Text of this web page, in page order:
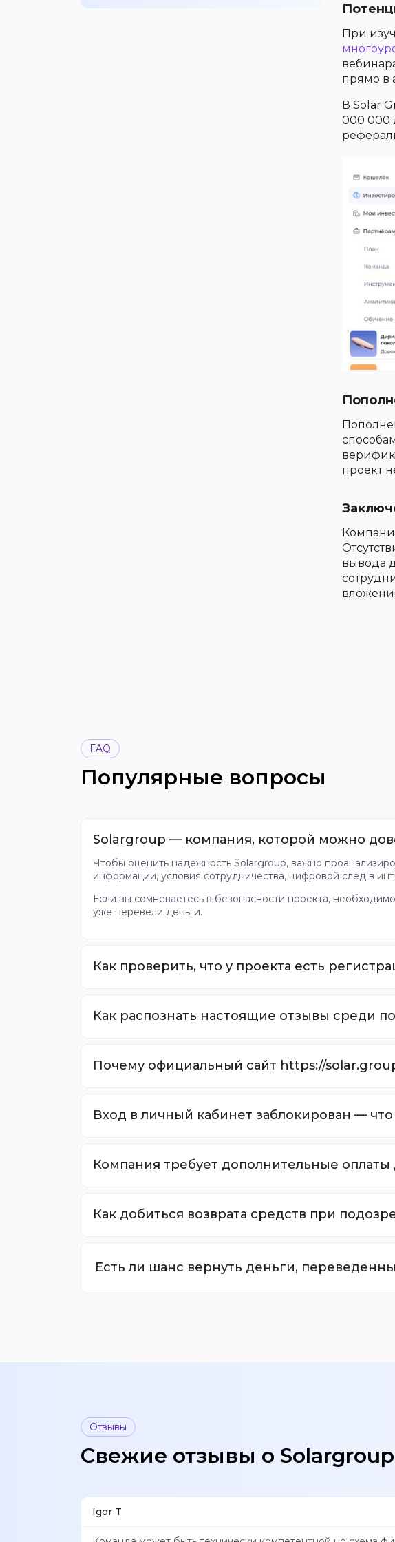
При
прямо в
В Solar
000 000
проект
вывода
FAQ
Популярные вопросы
Solargroup — компания, которой можно
Чтобы оценить надежность Solargroup, важно
информации, условия сотрудничества, цифровой след в
Если вы сомневаетесь в безопасности проекта,
уже перевели деньги.
Как проверить, что у проекта есть
Как распознать настоящие отзывы среди
Почему официальный сайт https://
Вход в личный кабинет заблокирован — что
Компания требует дополнительные оплаты
Как добиться возврата средств при
Есть ли шанс вернуть деньги,
Отзывы
Свежие отзывы о Solargroup
Igor T